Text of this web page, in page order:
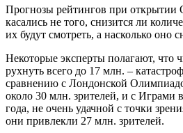
Прогнозы рейтингов при открытии
касались не того, снизится ли
их будут смотреть, а насколько оно
Некоторые эксперты полагают, что
рухнуть всего до 17 млн. –
сравнению с Лондонской
около 30 млн. зрителей, и с Играми
года, не очень удачной с точки
они привлекли 27 млн. зрителей.